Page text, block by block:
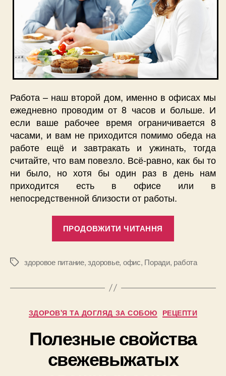
Работа – наш второй дом, именно в офисах мы
ежедневно проводим от 8 часов и больше. И
если ваше рабочее время ограничивается 8
часами, и вам не приходится помимо обеда на
работе ещё и завтракать и ужинать, тогда
считайте, что вам повезло. Всё-равно, как бы то
ни было, но хотя бы один раз в день нам
приходится есть в офисе или в
непосредственной близости от работы.
ПРОДОВЖИТИ ЧИТАННЯ
работе”
Позначки
здоровое питание,здоровье, офис, Поради, работа
Категорії
ЗДОРОВ'Я ТА ДОГЛЯД ЗА СОБОЮ РЕЦЕПТИ
Полезные свойства
свежевыжатых